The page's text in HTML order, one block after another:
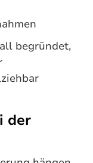
begründet,
der